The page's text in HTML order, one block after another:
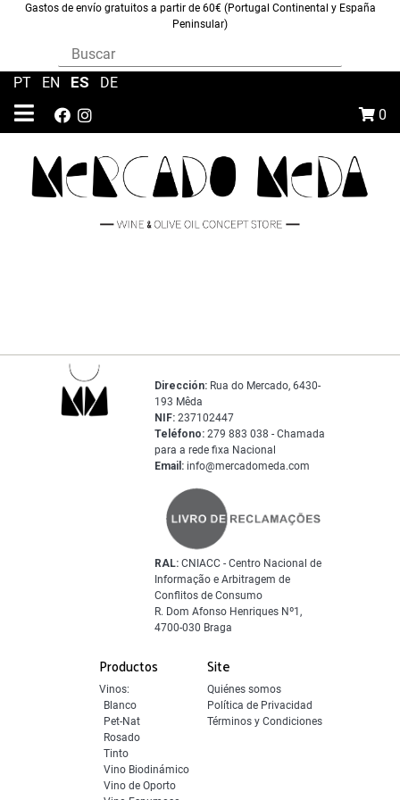
Gastos de envío gratuitos a partir de 60€ (Portugal Continental y España
Peninsular)
0
PT EN ES DE
Productos
Vinos:
Blanco
Pet-Nat
Rosado
Tinto
Vino Biodinámico
Vino de Oporto
Site
Quiénes somos
Política de Privacidad
Términos y Condiciones
Dirección: Rua do Mercado, 6430-
193 Mêda
NIF: 237102447
Teléfono: 279 883 038 - Chamada
para a rede fixa Nacional
Email: info@mercadomeda.com
RAL: CNIACC - Centro Nacional de
Informação e Arbitragem de
Conflitos de Consumo
R. Dom Afonso Henriques Nº1,
4700-030 Braga